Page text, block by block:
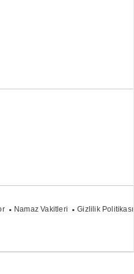
Namaz Vakitleri Gizlilik Politikası